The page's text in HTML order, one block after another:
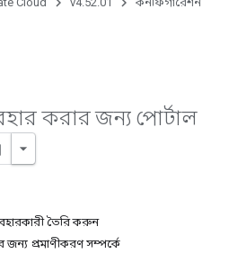
করার জন্য পোর্টাল
তৈরি করুন
জন্য প্রমাণীকরণ সম্পর্কে